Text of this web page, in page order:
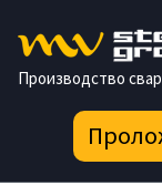
Производство